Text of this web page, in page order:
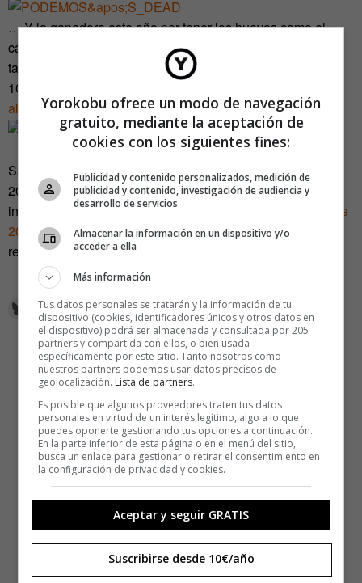
… Y la ganadora este año por tener los huevos como el
caballo de Espartero y enfrentarse al poder de una manera
tan elegante es…
10.
al banco que le iba a desahuciar
Salud a Yorokobu y a sus lectores, y esperemos que el
2015 venga todavía más cargado de noticias aún más
insólitas y divertidas. Difícil superarse, pero si vemos
las de
2013 la cosa ha estado muy reñida. Lo dicho, salud y a
reírse, que todavía no lo han privatizado.
Yorokobu ofrece un modo de navegación
gratuito, mediante la aceptación de
cookies con los siguientes fines:
Publicidad y contenido personalizados, medición de
publicidad y contenido, investigación de audiencia y
desarrollo de servicios
Almacenar la información en un dispositivo y/o
acceder a ella
Más información
Tus datos personales se tratarán y la información de tu
dispositivo (cookies, identificadores únicos y otros datos en
el dispositivo) podrá ser almacenada y consultada por 205
partners y compartida con ellos, o bien usada
específicamente por este sitio. Tanto nosotros como
nuestros partners podemos usar datos precisos de
geolocalización. Lista de partners.
Es posible que algunos proveedores traten tus datos
personales en virtud de un interés legítimo, algo a lo que
puedes oponerte gestionando tus opciones a continuación.
En la parte inferior de esta página o en el menú del sitio,
busca un enlace para gestionar o retirar el consentimiento en
la configuración de privacidad y cookies.
Aceptar y seguir GRATIS
Suscribirse desde 10€/año